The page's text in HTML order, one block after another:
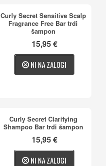
Curly Secret Sensitive Scalp
Fragrance Free Bar trdi
šampon
15,95 €
NI NA ZALOGI
Curly Secret Clarifying
Shampoo Bar trdi šampon
15,95 €
NI NA ZALOGI